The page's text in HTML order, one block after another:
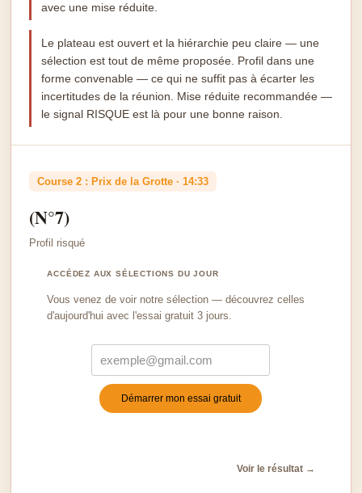
avec une mise réduite.
Le plateau est ouvert et la hiérarchie peu claire — une
sélection est tout de même proposée. Profil dans une
forme convenable — ce qui ne suffit pas à écarter les
incertitudes de la réunion. Mise réduite recommandée —
le signal RISQUE est là pour une bonne raison.
Course 2 : Prix de la Grotte · 14:33
(N°7)
Profil risqué
ACCÉDEZ AUX SÉLECTIONS DU JOUR
Vous venez de voir notre sélection — découvrez celles
d'aujourd'hui avec l'essai gratuit 3 jours.
Démarrer mon essai gratuit
Voir le résultat →